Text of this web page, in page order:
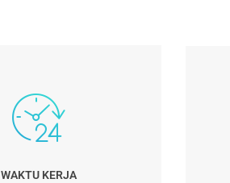
WAKTU KERJA